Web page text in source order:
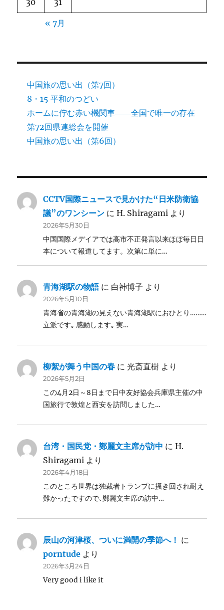
30 31
« 7月
中国旅の思い出（第7回）
8・15 平和のつどい
ホームに佇む赤い機関車――全国で唯一の存在
第72回県連総会を開催
中国旅の思い出（第6回）
CCTV国際ニュースで見かけた“日米防衛協
議”のワンシーン にH. Shiragami より
2026年5月30日
中国国際メデイアでは高市不正発言以来ほぼ毎日日
本について報道してます。次第に単に…
青海湖駅の物語に 白神博子 より
2026年5月10日
青海省の青海湖の見えない青海湖駅におひとり………
立派です｡ 感動します｡ 実…
柳絮が舞う中国の春 に光斎直樹 より
2026年5月2日
この4月2日～8日まで日中友好協会兵庫県主催の中
国旅行で敦煌と西安を訪問しました…
台湾・国民党・鄭麗文主席が訪中 にH.
Shiragami より
2026年4月18日
このところ世界は独裁者トランプに掻き回され耐え
難かったですので､鄭麗文主席の訪中…
辰山の河津桜、ついに満開の季節へ！ に
porntude より
2026年3月24日
Very good i like it